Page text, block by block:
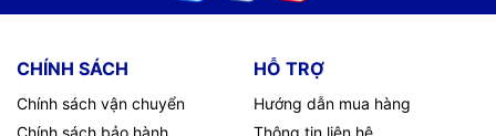
CHÍNH SÁCH
Chính sách vận chuyển
Chính sách bảo hành
HỖ TRỢ
Hướng dẫn mua hàng
Thông tin liên hệ